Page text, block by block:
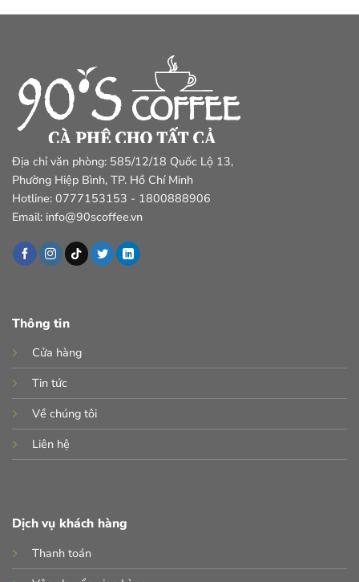
Địa chỉ văn phòng: 585/12/18 Quốc Lộ 13,
Phường Hiệp Bình, TP. Hồ Chí Minh
Hotline: 0777153153 - 1800888906
Email: info@90scoffee.vn
Thông tin
Cửa hàng
Tin tức
Về chúng tôi
Liên hệ
Dịch vụ khách hàng
Thanh toán